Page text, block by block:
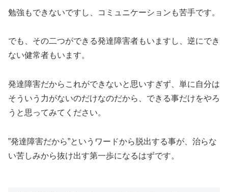
勉強もできないですし、コミュニケーションも苦手です。
でも、その二つができる発達障害者もいますし、逆にでき
ない健常者もいます。
発達障害だからこれができないと思いすぎず、単に自分は
そういう力がないのだけなのだから、できる事だけをやろ
うと思ってみてください。
”発達障害だから”というワードから脱出する事が、治らな
い苦しみから抜け出す第一歩になるはずです。